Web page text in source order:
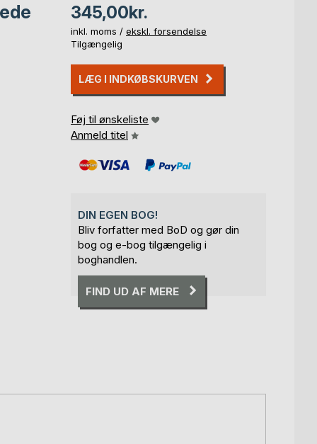
345,00kr.
inkl. moms / ekskl. forsendelse
Tilgængelig
LÆG I INDKØBSKURVEN
Føj til ønskeliste
Anmeld titel
DIN EGEN BOG!
Bliv forfatter med BoD og gør din
bog og e-bog tilgængelig i
boghandlen.
FIND UD AF MERE